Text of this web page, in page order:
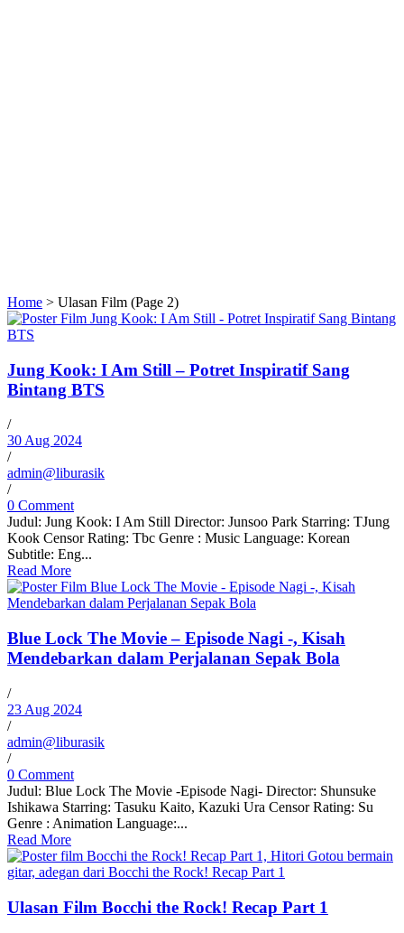
Home > Ulasan Film (Page 2)
Jung Kook: I Am Still – Potret Inspiratif Sang
Bintang BTS
/
30 Aug 2024
/
admin@liburasik
/
0 Comment
Judul: Jung Kook: I Am Still Director: Junsoo Park Starring: TJung
Kook Censor Rating: Tbc Genre : Music Language: Korean
Subtitle: Eng...
Read More
Blue Lock The Movie – Episode Nagi -, Kisah
Mendebarkan dalam Perjalanan Sepak Bola
/
23 Aug 2024
/
admin@liburasik
/
0 Comment
Judul: Blue Lock The Movie -Episode Nagi- Director: Shunsuke
Ishikawa Starring: Tasuku Kaito, Kazuki Ura Censor Rating: Su
Genre : Animation Language:...
Read More
Ulasan Film Bocchi the Rock! Recap Part 1